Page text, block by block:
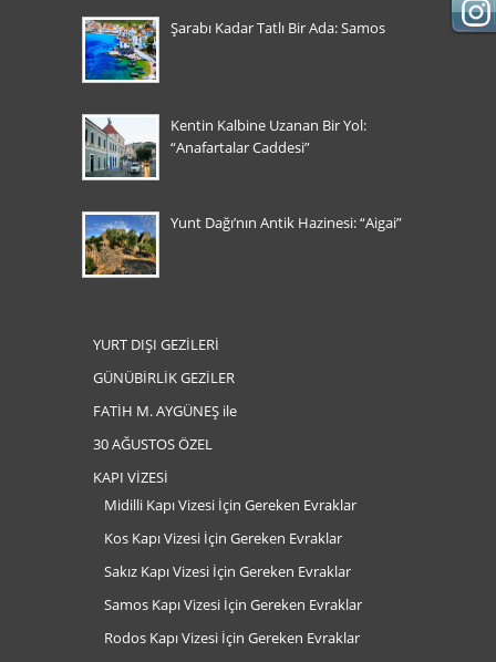
Şarabı Kadar Tatlı Bir Ada: Samos
Kentin Kalbine Uzanan Bir Yol:
“Anafartalar Caddesi”
Yunt Dağı’nın Antik Hazinesi: “Aigai”
YURT DIŞI GEZİLERİ
GÜNÜBİRLİK GEZİLER
FATİH M. AYGÜNEŞ ile
30 AĞUSTOS ÖZEL
KAPI VİZESİ
Midilli Kapı Vizesi İçin Gereken Evraklar
Kos Kapı Vizesi İçin Gereken Evraklar
Sakız Kapı Vizesi İçin Gereken Evraklar
Samos Kapı Vizesi İçin Gereken Evraklar
Rodos Kapı Vizesi İçin Gereken Evraklar